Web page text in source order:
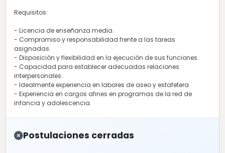
Requisitos:
- Licencia de enseñanza media.
- Compromiso y responsabilidad frente a las tareas
asignadas.
- Disposición y flexibilidad en la ejecución de sus funciones.
- Capacidad para establecer adecuadas relaciones
interpersonales.
- Idealmente experiencia en labores de aseo y estafetera.
- Experiencia en cargos afines en programas de la red de
infancia y adolescencia.
Postulaciones cerradas